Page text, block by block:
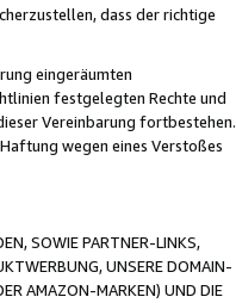
dass der richtige
eingeräumten
festgelegten Rechte und
Vereinbarung fortbestehen.
wegen eines Verstoßes
SOWIE PARTNER-LINKS,
UNSERE DOMAIN-
AMAZON-MARKEN) UND DIE